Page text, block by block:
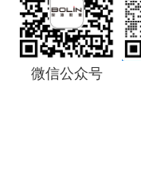
微信公众号